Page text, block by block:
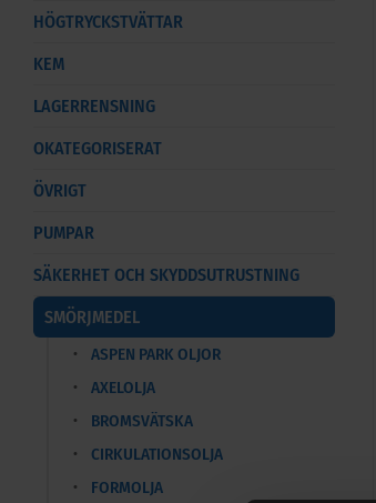
HÖGTRYCKSTVÄTTAR
KEM
LAGERRENSNING
OKATEGORISERAT
ÖVRIGT
PUMPAR
SÄKERHET OCH SKYDDSUTRUSTNING
SMÖRJMEDEL
ASPEN PARK OLJOR
AXELOLJA
BROMSVÄTSKA
CIRKULATIONSOLJA
FORMOLJA